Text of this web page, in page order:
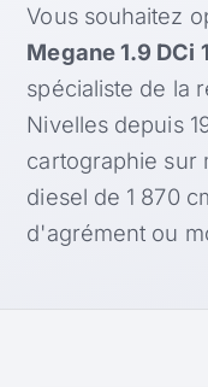
Vous souhaitez
Megane 1.9 DCi
spécialiste de la
Nivelles depuis
cartographie sur
diesel de 1 870
d'agrément ou